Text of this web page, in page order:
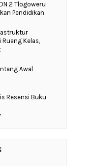
2 Tlogoweru
Pendidikan
Kelas,
Awal
Resensi Buku